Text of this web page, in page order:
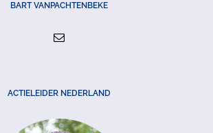
BART VANPACHTENBEKE
ACTIELEIDER NEDERLAND